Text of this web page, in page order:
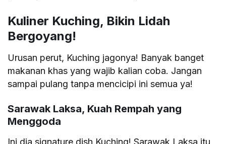
Kuliner Kuching, Bikin Lidah
Bergoyang!
Urusan perut, Kuching jagonya! Banyak banget
makanan khas yang wajib kalian coba. Jangan
sampai pulang tanpa mencicipi ini semua ya!
Sarawak Laksa, Kuah Rempah yang
Menggoda
Ini dia signature dish Kuching! Sarawak Laksa itu